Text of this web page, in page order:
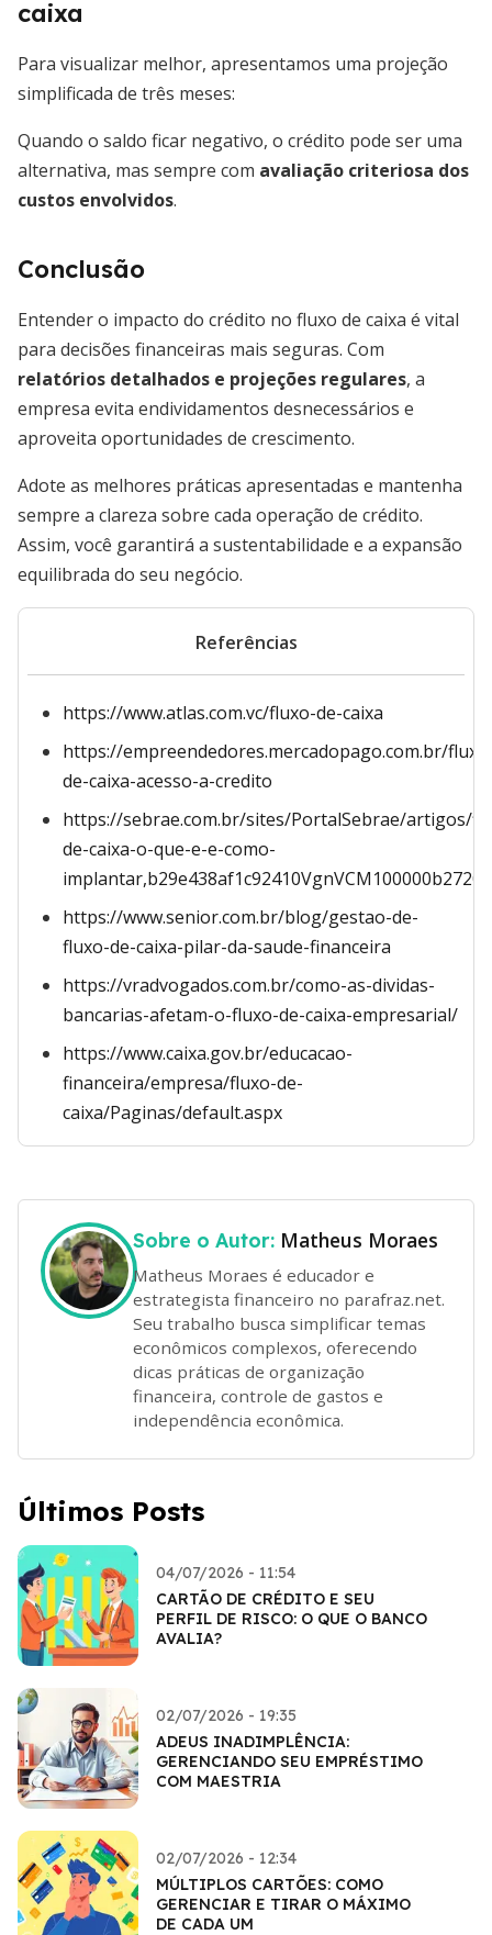
caixa
Para visualizar melhor, apresentamos uma projeção
simplificada de três meses:
Quando o saldo ficar negativo, o crédito pode ser uma
alternativa, mas sempre com avaliação criteriosa dos
custos envolvidos.
Conclusão
Entender o impacto do crédito no fluxo de caixa é vital
para decisões financeiras mais seguras. Com
relatórios detalhados e projeções regulares, a
empresa evita endividamentos desnecessários e
aproveita oportunidades de crescimento.
Adote as melhores práticas apresentadas e mantenha
sempre a clareza sobre cada operação de crédito.
Assim, você garantirá a sustentabilidade e a expansão
equilibrada do seu negócio.
Referências
https://www.atlas.com.vc/fluxo-de-caixa
https://empreendedores.mercadopago.com.br/
de-caixa-acesso-a-credito
https://sebrae.com.br/sites/PortalSebrae/artigos/
de-caixa-o-que-e-e-como-
https://www.senior.com.br/blog/gestao-de-
fluxo-de-caixa-pilar-da-saude-financeira
https://vradvogados.com.br/como-as-dividas-
bancarias-afetam-o-fluxo-de-caixa-empresarial/
https://www.caixa.gov.br/educacao-
financeira/empresa/fluxo-de-
caixa/Paginas/default.aspx
Sobre o Autor: Matheus Moraes
Matheus Moraes é educador e
estrategista financeiro no parafraz.net.
Seu trabalho busca simplificar temas
econômicos complexos, oferecendo
dicas práticas de organização
financeira, controle de gastos e
independência econômica.
Últimos Posts
04/07/2026 - 11:54
CARTÃO DE CRÉDITO E SEU
PERFIL DE RISCO: O QUE O BANCO
AVALIA?
02/07/2026 - 19:35
ADEUS INADIMPLÊNCIA:
GERENCIANDO SEU EMPRÉSTIMO
COM MAESTRIA
02/07/2026 - 12:34
MÚLTIPLOS CARTÕES: COMO
GERENCIAR E TIRAR O MÁXIMO
DE CADA UM